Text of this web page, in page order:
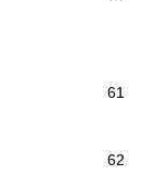
61
62